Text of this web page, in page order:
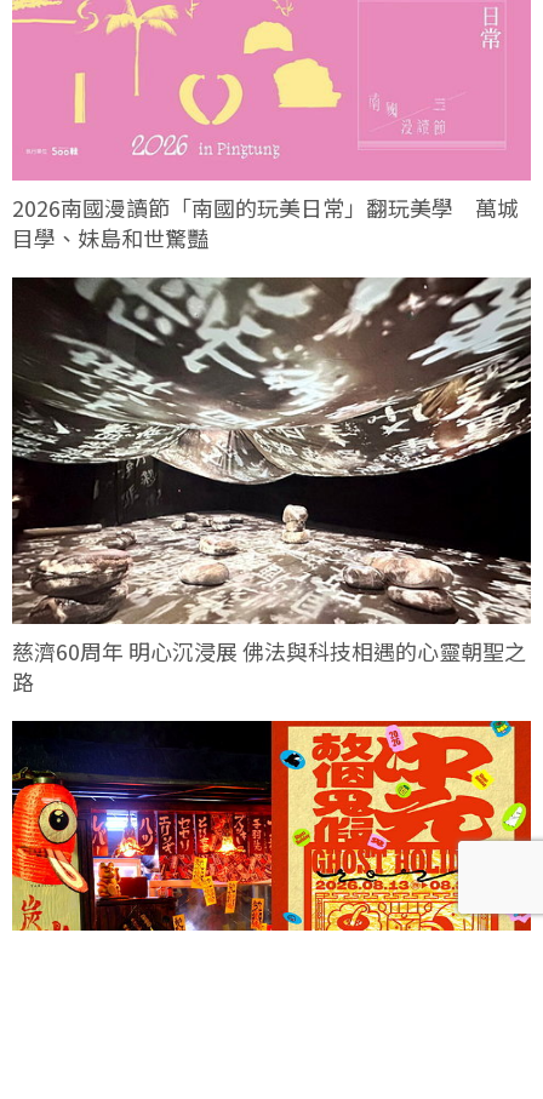
2026南國漫讀節「南國的玩美日常」翻玩美學 萬城
目學、妹島和世驚豔
慈濟60周年 明心沉浸展 佛法與科技相遇的心靈朝聖之
路